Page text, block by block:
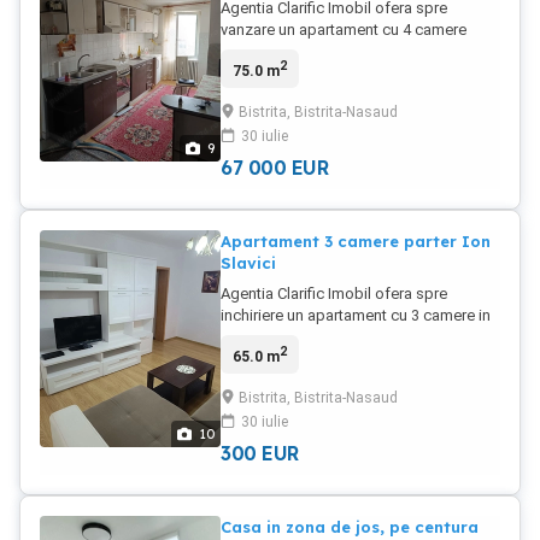
9
Agentia Clarific Imobil ofera spre
vanzare un apartament cu 4 camere
Sens , etaj 4 cu acces pod din interiorul
bucatarie mare , sufragerie , 3
dormitoare , baie cu geam , balcon
inchis , dubla orientare ,necesita fisisaje
75.0 m2
Bistrita, Bistrita-Nasaud
30 iulie
67 000 EUR
10
Apartament 3 camere parter Ion
Slavici
Agentia Clarific Imobil ofera spre
inchiriere un apartament cu 3 camere in
balcon inchis , suprafata 65 mp ,
, 1 baie , mobilat , utilat , pret 300 euro
luna + gr. Se inchiriaza pe perioada
lunga , persoane serioase
65.0 m2
Bistrita, Bistrita-Nasaud
30 iulie
300 EUR
Casa in zona de jos, pe centura